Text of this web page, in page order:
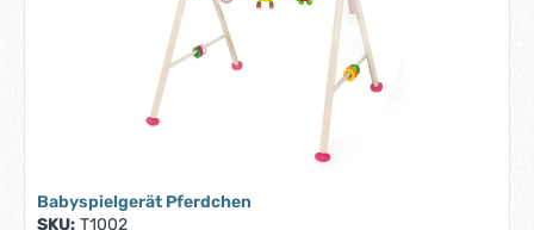
Babyspielgerät Pferdchen
SKU: T1002